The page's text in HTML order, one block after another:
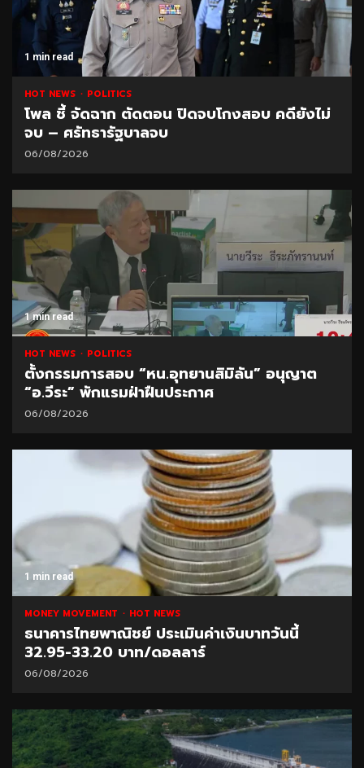
1 min read
HOT NEWS POLITICS
โพล ชี้ จัดฉาก ตัดตอน ปิดจบโกงสอบ คดียังไม่
จบ – ศรัทธารัฐบาลจบ
06/08/2026
1 min read
HOT NEWS POLITICS
ตั้งกรรมการสอบ “หน.อุทยานสิมิลัน” อนุญาต
“อ.วีระ” พักแรมฝ่าฝืนประกาศ
06/08/2026
1 min read
MONEY MOVEMENT HOT NEWS
ธนาคารไทยพาณิชย์ ประเมินค่าเงินบาทวันนี้
32.95-33.20 บาท/ดอลลาร์
06/08/2026